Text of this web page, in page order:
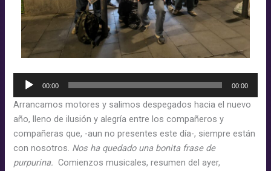
Reproductor
00:00 00:00
Arrancamos motores y salimos despegados hacia el nuevo
año, lleno de ilusión y alegría entre los compañeros y
compañeras que, -aun no presentes este día-, siempre están
con nosotros. Nos ha quedado una bonita frase de
purpurina. Comienzos musicales, resumen del ayer,